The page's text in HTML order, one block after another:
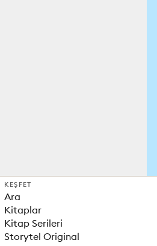
KEŞFET
Ara
Kitaplar
Kitap Serileri
Storytel Original